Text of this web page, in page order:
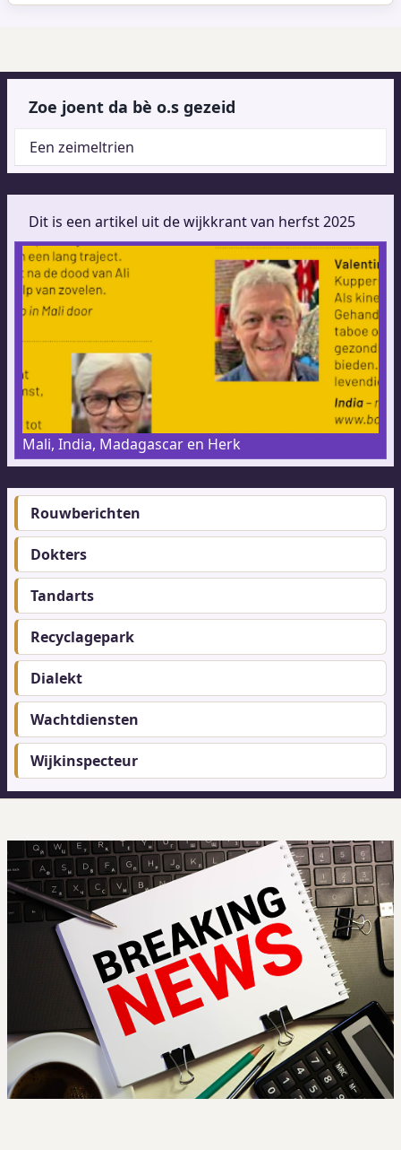
Zoe joent da bè o.s gezeid
Een zeimeltrien
Dit is een artikel uit de wijkkrant van herfst 2025
Mali, India, Madagascar en Herk
Footer-
menu
Rouwberichten
Dokters
Tandarts
Recyclagepark
Dialekt
Wachtdiensten
Wijkinspecteur